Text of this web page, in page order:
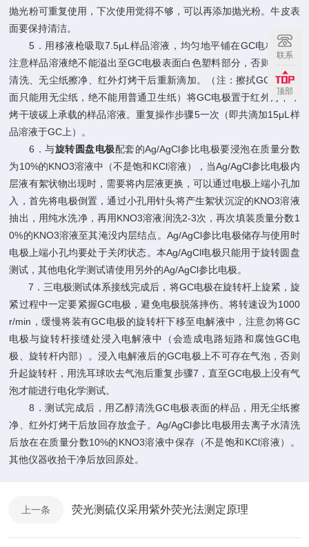
抛光粉可重复使用，下次使用觉得不够，可以再添加抛光粉。牛皮表
面要保持清洁。
5．用移液枪吸取7.5μL样品溶液，均匀地平铺在GC电极GC上
注意样品溶液绝不能溢出至GC电极表面白色塑料部分，否则用乙醇
清洗、无尘纸擦净、红外灯烤干后重新滴加。（注：擦拭GC电极正
面只能用无尘纸，绝不能用普通卫生纸）将GC电极置于红外灯下，
烤干玻碳上承载的样品溶液。重复操作步骤5一次（即共滴加15μL样
品溶液于GC上）。
6．与旋转圆盘电极配套的Ag/AgCl参比电极要浸泡在质量分数
为10%的KNO3溶液中（不是饱和KCl溶液），当Ag/AgCl参比电极内
层液有絮状物出现时，需要将内层液更换，可以通过电极上端小孔加
入，首先将电极倒置，通过小孔用针头将产生絮状沉淀的KNO3溶液
抽出，用纯水洗净，再用KNO3溶液润洗2-3次，再次填装质量分数1
0%的KNO3溶液至其淹没内层结点。Ag/AgCl参比电极储存与使用时
电极上端小孔均要处于关闭状态。本Ag/AgCl电极只能用于旋转圆盘
测试，其他电化学测试请使用另外的Ag/AgCl参比电极。
7．三电极测试体系接线完成后，将GC电极在旋转杆上旋紧，旋
紧过程中一定要紧握GC电极，避免电极脱落摔伤。将转速设为1000
r/min，缓慢将装有GC电极的旋转杆下移至电解液中，注意勿将GC
电极与旋转杆接缝处浸入电解液中（会造成电路短路和腐蚀GC电
极、旋转杆内部）。浸入电解液后的GC电极上不可存在气泡，否则
升起旋转杆，用洗耳球吹去气泡后重复步骤7，直至GC电极上没有气
泡才能进行电化学测试。
8．测试完成后，用乙醇清洗GC电极表面的样品，用无尘纸擦
净、红外灯烤干后放回存放盒子。Ag/AgCl参比电极用去离子水清洗
后放在在质量分数10%的KNO3溶液中保存（不是饱和KCl溶液）。
其他仪器收拾干净后放回原处。
上一条 荧光测硫仪采用紫外荧光法测定原理
联系
顶部